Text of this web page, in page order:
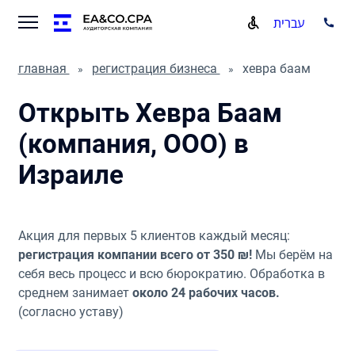
עברית
главная регистрация бизнеса хевра баам
Открыть Хевра Баам
(компания, ООО) в
Израиле
Акция для первых 5 клиентов каждый месяц:
регистрация компании всего от 350 ₪!Мы берём на
себя весь процесс и всю бюрократию. Обработка в
среднем занимает около 24 рабочих часов.
(согласно уставу)